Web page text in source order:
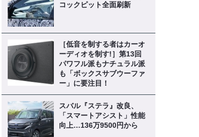
コックピット全面刷新
［低音を制する者はカーオ
ーディオを制す!］第13回
パワフル派もナチュラル派
も「ボックスサブウーファ
ー」に要注目！
スバル『ステラ』改良、
「スマートアシスト」性能
向上…136万9500円から